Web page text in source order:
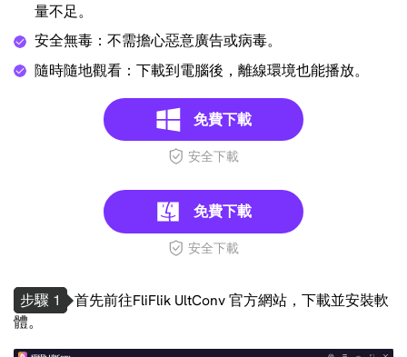
量不足。
安全無毒：不需擔心惡意廣告或病毒。
隨時隨地觀看：下載到電腦後，離線環境也能播放。
免費下載
安全下載
免費下載
安全下載
步驟 1
首先前往FliFlik UltConv 官方網站，下載並安裝軟
體。